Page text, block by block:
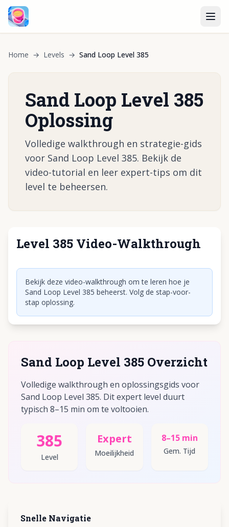
Home → Levels → Sand Loop Level 385
Sand Loop Level 385
Oplossing
Volledige walkthrough en strategie-gids
voor Sand Loop Level 385. Bekijk de
video-tutorial en leer expert-tips om dit
level te beheersen.
Level 385 Video-Walkthrough
Klik om video af te spelen
Bekijk deze video-walkthrough om te leren hoe je
Sand Loop Level 385 beheerst. Volg de stap-voor-
stap oplossing.
Sand Loop Level 385 Overzicht
Volledige walkthrough en oplossingsgids voor
Sand Loop Level 385. Dit expert level duurt
typisch 8–15 min om te voltooien.
385
Level
Expert
Moeilijkheid
8–15 min
Gem. Tijd
Snelle Navigatie